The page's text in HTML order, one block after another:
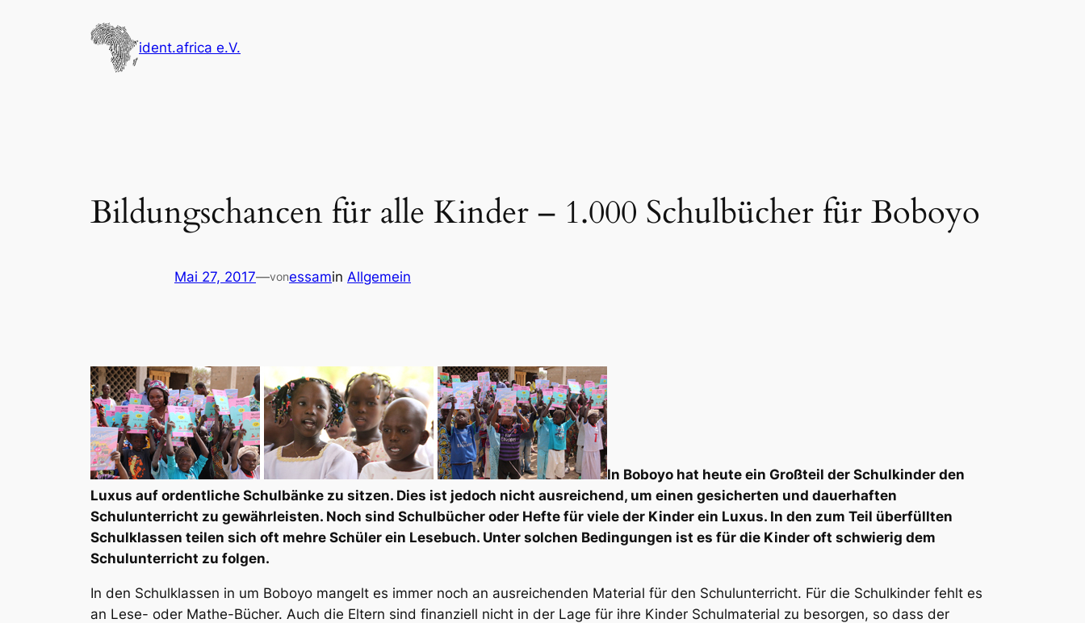
ident.africa e.V.
Bildungschancen für alle Kinder – 1.000 Schulbücher für Boboyo
Mai 27, 2017—vonessamin Allgemein
In Boboyo hat heute ein Großteil der Schulkinder den
Luxus auf ordentliche Schulbänke zu sitzen. Dies ist jedoch nicht ausreichend, um einen gesicherten und dauerhaften
Schulunterricht zu gewährleisten. Noch sind Schulbücher oder Hefte für viele der Kinder ein Luxus. In den zum Teil überfüllten
Schulklassen teilen sich oft mehre Schüler ein Lesebuch. Unter solchen Bedingungen ist es für die Kinder oft schwierig dem
Schulunterricht zu folgen.
In den Schulklassen in um Boboyo mangelt es immer noch an ausreichenden Material für den Schulunterricht. Für die Schulkinder fehlt es
an Lese- oder Mathe-Bücher. Auch die Eltern sind finanziell nicht in der Lage für ihre Kinder Schulmaterial zu besorgen, so dass der